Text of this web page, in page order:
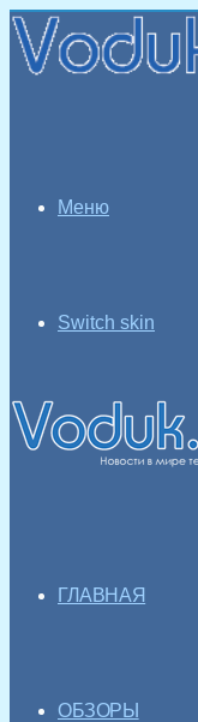
Меню
Switch skin
ГЛАВНАЯ
ОБЗОРЫ